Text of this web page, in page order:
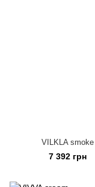
VILKLA smoke
7 392 грн